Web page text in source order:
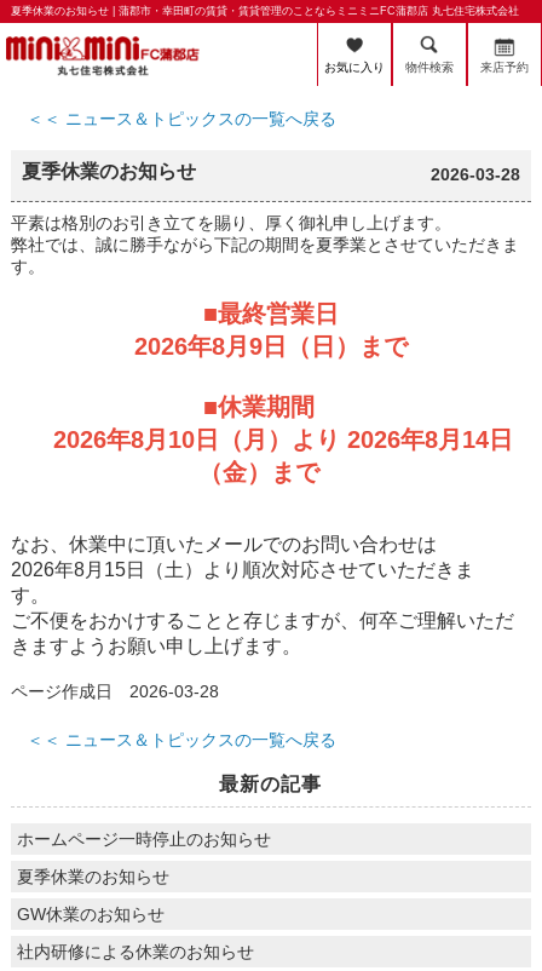
夏季休業のお知らせ | 蒲郡市・幸田町の賃貸・賃貸管理のことならミニミニFC蒲郡店 丸七住宅株式会社
お気に入り 物件検索 来店予約
＜＜ ニュース＆トピックスの一覧へ戻る
夏季休業のお知らせ 2026-03-28
平素は格別のお引き立てを賜り、厚く御礼申し上げます。
弊社では、誠に勝手ながら下記の期間を夏季業とさせていただきま
す。
■最終営業日
2026年8月9日（日）まで
■休業期間
2026年8月10日（月）より 2026年8月14日
（金）まで
なお、休業中に頂いたメールでのお問い合わせは
2026年8月15日（土）より順次対応させていただきま
す。
ご不便をおかけすることと存じますが、何卒ご理解いただ
きますようお願い申し上げます。
ページ作成日 2026-03-28
＜＜ ニュース＆トピックスの一覧へ戻る
最新の記事
ホームページ一時停止のお知らせ
夏季休業のお知らせ
GW休業のお知らせ
社内研修による休業のお知らせ